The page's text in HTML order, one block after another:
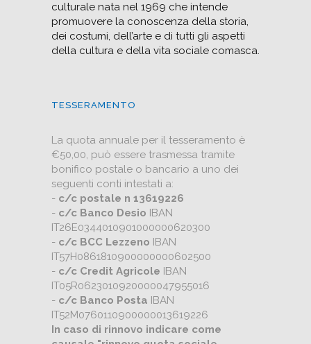
culturale nata nel 1969 che intende
promuovere la conoscenza della storia,
dei costumi, dell’arte e di tutti gli aspetti
della cultura e della vita sociale comasca.
TESSERAMENTO
La quota annuale per il tesseramento è
€50,00, può essere trasmessa tramite
bonifico postale o bancario a uno dei
seguenti conti intestati a:
- c/c postale n 13619226
- c/c Banco Desio IBAN
IT26E0344010901000000620300
- c/c BCC Lezzeno IBAN
IT57H0861810900000000602500
- c/c Credit Agricole IBAN
IT05R0623010920000047955016
- c/c Banco Posta IBAN
IT52M0760110900000013619226
In caso di rinnovo indicare come